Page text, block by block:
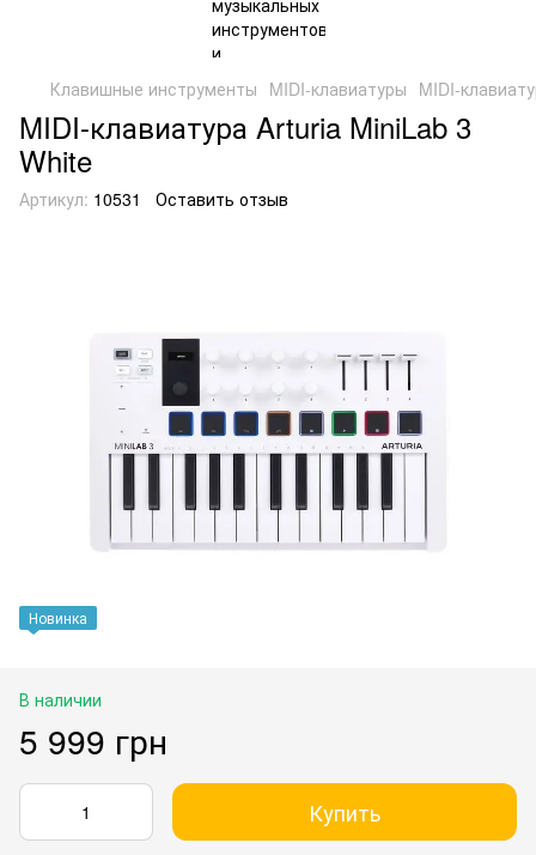
Клавишные инструменты MIDI-клавиатуры MIDI-
MIDI-клавиатура Arturia MiniLab 3
White
Артикул: 10531 Оставить отзыв
Новинка
В наличии
5 999 грн
Купить